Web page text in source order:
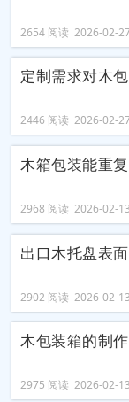
2654 阅读 2026-02-
定制需求对木
2446 阅读 2026-02-
木箱包装能重
2968 阅读 2026-02-
出口木托盘表
2902 阅读 2026-02-
木包装箱的制
2975 阅读 2026-02-